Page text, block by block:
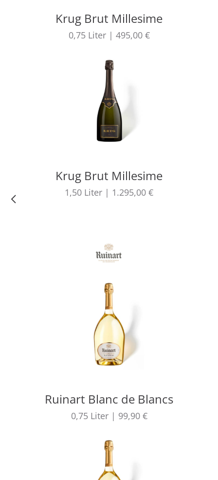
Krug Brut Millesime
0,75 Liter | 495,00 €
Krug Brut Millesime
1,50 Liter | 1.295,00 €
Ruinart Blanc de Blancs
0,75 Liter | 99,90 €